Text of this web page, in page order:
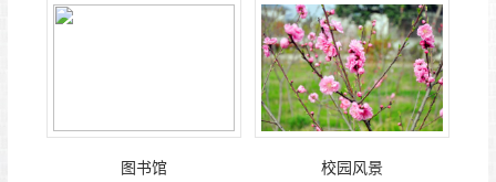
图书馆 校园风景